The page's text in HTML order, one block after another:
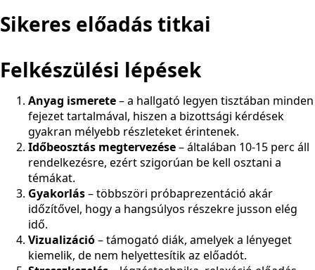
Sikeres előadás titkai
Felkészülési lépések
Anyag ismerete– a hallgató legyen tisztában minden
fejezet tartalmával, hiszen a bizottsági kérdések
gyakran mélyebb részleteket érintenek.
Időbeosztás megtervezése– általában 10-15 perc áll
rendelkezésre, ezért szigorúan be kell osztani a
témákat.
Gyakorlás– többszöri próbaprezentáció akár
időzítővel, hogy a hangsúlyos részekre jusson elég
idő.
Vizualizáció– támogató diák, amelyek a lényeget
kiemelik, de nem helyettesítik az előadót.